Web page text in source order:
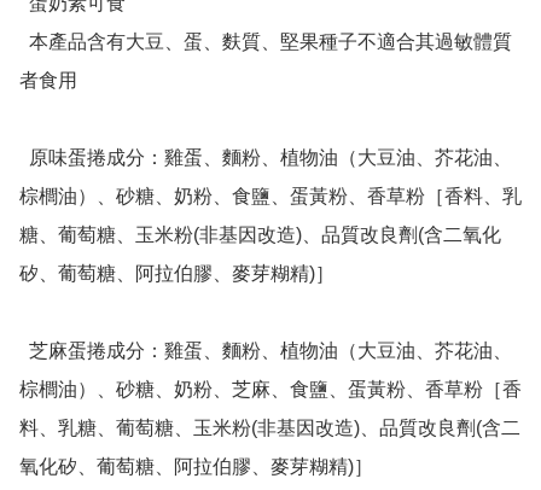
者食用
棕櫚油）、砂糖、奶粉、食鹽、蛋黃粉、香草粉［香料、乳
糖、葡萄糖、玉米粉(非基因改造)、品質改良劑(含二氧化
矽、葡萄糖、阿拉伯膠、麥芽糊精)］
棕櫚油）、砂糖、奶粉、芝麻、食鹽、蛋黃粉、香草粉［香
料、乳糖、葡萄糖、玉米粉(非基因改造)、品質改良劑(含二
氧化矽、葡萄糖、阿拉伯膠、麥芽糊精)］